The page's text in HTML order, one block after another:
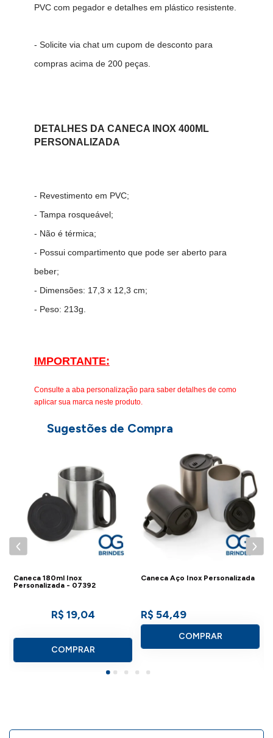
PVC com pegador e detalhes em plástico resistente.
- Solicite via chat um cupom de desconto para
compras acima de 200 peças.
DETALHES DA CANECA INOX 400ML
PERSONALIZADA
- Revestimento em PVC;
- Tampa rosqueável;
- Não é térmica;
- Possui compartimento que pode ser aberto para
beber;
- Dimensões: 17,3 x 12,3 cm;
- Peso: 213g.
IMPORTANTE:
Consulte a aba personalização para saber detalhes de como
aplicar sua marca neste produto.
Sugestões de Compra
Caneca 180ml Inox
Personalizada - 07392
R$ 19,04
COMPRAR
Caneca Aço Inox Personalizada
R$ 54,49
COMPRAR